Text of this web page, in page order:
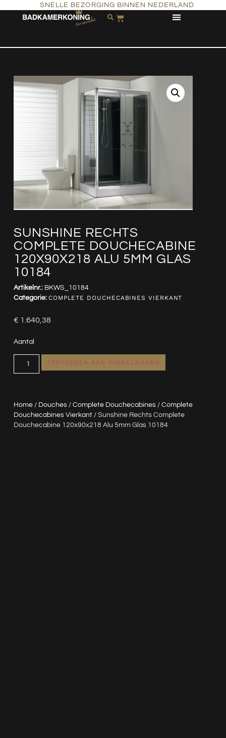
SNELLE BEZORGING BINNEN NEDERLAND
SUNSHINE RECHTS
COMPLETE DOUCHECABINE
120X90X218 ALU 5MM GLAS
10184
Home/ Douches/ Complete Douchecabines/ Complete
Douchecabines Vierkant/ Sunshine Rechts Complete
Douchecabine 120x90x218 Alu 5mm Glas 10184
Artikelnr.: BKWS_10184
Categorie: COMPLETE DOUCHECABINES VIERKANT
€ 1.640,38
Aantal
TOEVOEGEN AAN WINKELWAGEN